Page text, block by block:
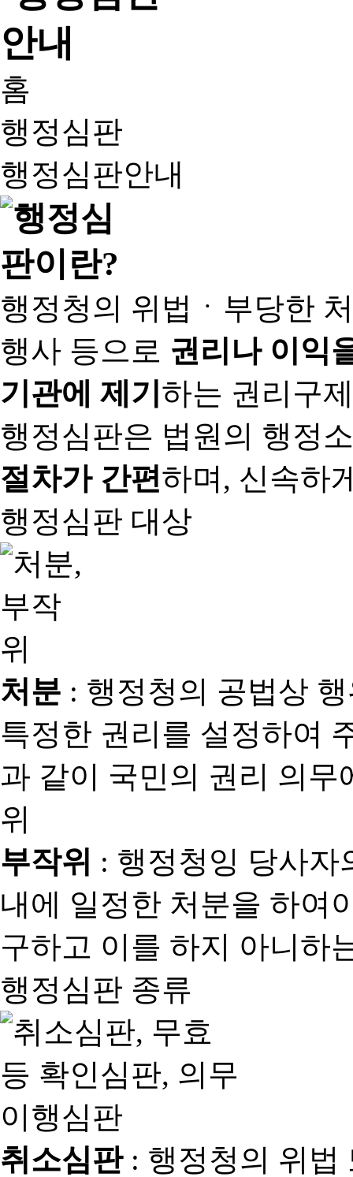
홈
행정심판
행정심판안내
행정청의 위법ㆍ부당한
행사 등으로 권리나 이익
기관에 제기하는 권리구
행정심판은 법원의 행정
절차가 간편하며, 신속하
행정심판 대상
처분 : 행정청의 공법상
특정한 권리를 설정하여
과 같이 국민의 권리 의
위
부작위 : 행정청잉 당사자
내에 일정한 처분을 하여
구하고 이를 하지 아니하
행정심판 종류
취소심판: 행정청의 위법